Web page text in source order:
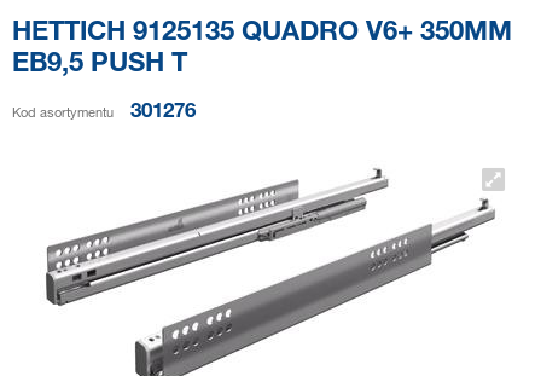
HETTICH 9125135 QUADRO V6+ 350MM
EB9,5 PUSH T
Kod asortymentu 301276